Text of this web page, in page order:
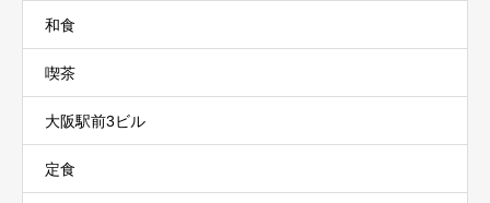
和食
喫茶
大阪駅前3ビル
定食